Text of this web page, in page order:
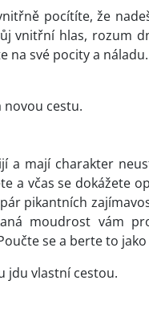
pocítíte, že
vnitřní hlas, rozum
své pocity a
novou cestu.
a mají charakter
a včas se dokážete
pikantních
moudrost vám
se a berte to
jdu vlastní cestou.